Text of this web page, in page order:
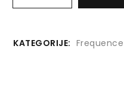
KATEGORIJE: